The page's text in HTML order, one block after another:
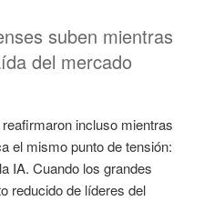
suben mientras
del mercado
incluso mientras
el mismo punto de tensión:
IA. Cuando los grandes
reducido de líderes del